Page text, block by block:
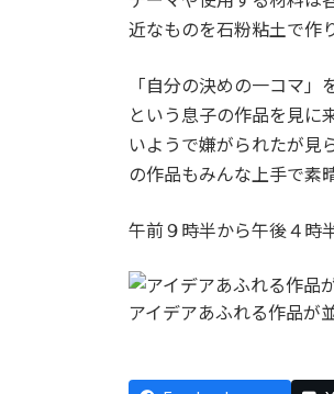
近なものを石粉粘土で作
「自分の決めの一コマ
という息子の作品を見に
いようで嫌がられたが見
の作品もみんな上手で素
午前９時半から午後４時
アイデアあふれる作品が